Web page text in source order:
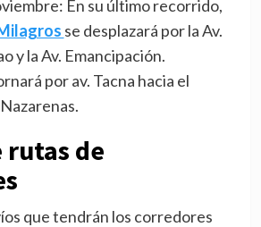
En su último recorrido,
se desplazará por la Av.
y la Av. Emancipación.
por av. Tacna hacia el
rutas de
que tendrán los corredores